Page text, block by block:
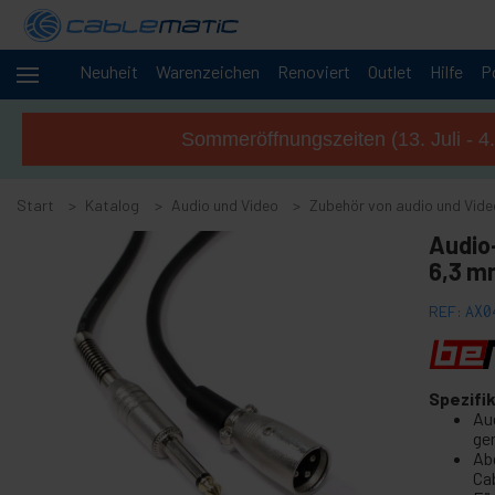
Neuheit Warenzeichen Renoviert Outlet Hilfe
Kabel und
+
Racks
Servern
-
Zubehör von audio und Video
Video-Capture Zubehör
AV Zubehör und Adapter
Verstärkung Lautsprecher
OFC audio und video Kabel
Sommeröffnungszeiten (13. Juli -
Start Katalog Audio und Video Zubehör von audio und
6,3
REF: